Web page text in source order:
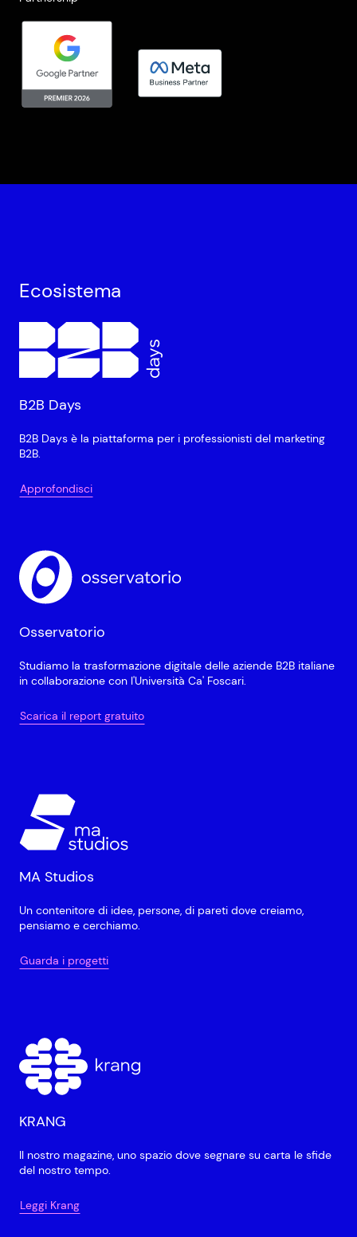
Ecosistema
B2B Days
B2B Days è la piattaforma per i professionisti del marketing
B2B.
Approfondisci
Osservatorio
Studiamo la trasformazione digitale delle aziende B2B italiane
in collaborazione con l'Università Ca' Foscari.
Scarica il report gratuito
MA Studios
Un contenitore di idee, persone, di pareti dove creiamo,
pensiamo e cerchiamo.
Guarda i progetti
KRANG
Il nostro magazine, uno spazio dove segnare su carta le sfide
del nostro tempo.
Leggi Krang